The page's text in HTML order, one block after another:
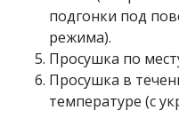
подгонки под
режима).
Просушка по
Просушка в
температуре (с